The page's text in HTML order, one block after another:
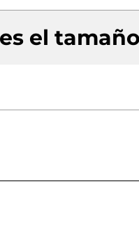
el